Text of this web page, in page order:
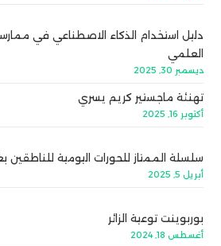
دليل استخدام الذكاء الاصطناعي في
العلمي
ديسمبر 30, 2025
تهنئة ماجستير كريم يسري
أكتوبر 16, 2025
سلسلة الممتاز للحورات اليومية للناطقين
أبريل 5, 2025
بوربوينت توعية الزائر
أغسطس 18, 2024